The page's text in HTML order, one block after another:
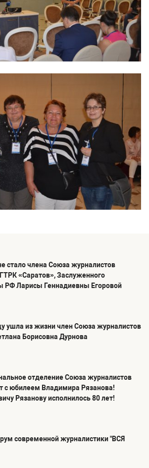
стало члена Союза журналистов
«Саратов», Заслуженного
РФ Ларисы Геннадиевны Егоровой
ушла из жизни член Союза журналистов
Борисовна Дурнова
отделение Союза журналистов
с юбилеем Владимира Рязанова!
Рязанову исполнилось 80 лет!
современной журналистики "ВСЯ